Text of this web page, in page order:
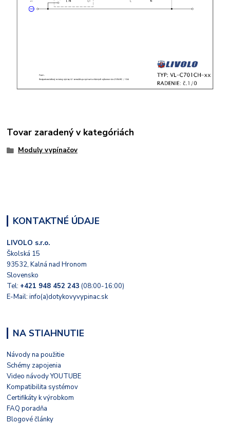
Tovar zaradený v kategóriách
Moduly vypínačov
KONTAKTNÉ ÚDAJE
LIVOLO s.r.o.
Školská 15
93532, Kalná nad Hronom
Slovensko
Tel: +421 948 452 243 (08:00-16:00)
E-Mail: info(a)dotykovyvypinac.sk
NA STIAHNUTIE
Návody na použitie
Schémy zapojenia
Video návody YOUTUBE
Kompatibilita systémov
Certifikáty k výrobkom
FAQ poradňa
Blogové články